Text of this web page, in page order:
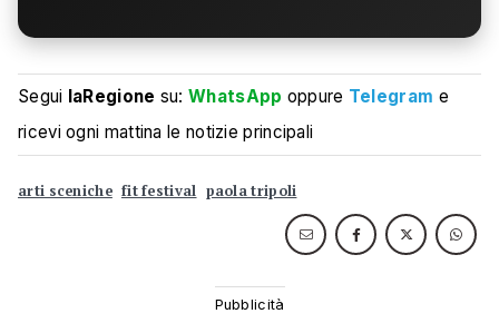
Segui laRegione su:WhatsApp oppure Telegram e
ricevi ogni mattina le notizie principali
arti sceniche fit festival paola tripoli